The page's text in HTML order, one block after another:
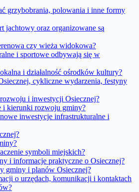
grzybobrania, polowania i inne formy
jachtowy oraz organizowane są
czy wieża widokowa?
i sportowe odbywają się w
i działalność ośrodków kultury?
cykliczne wydarzenia, festyny
i inwestycji Osiecznej?
i kierunki rozwoju gminy?
inwestycje infrastrukturalne i
symboli miejskich?
i informacje praktyczne o Osiecznej?
gminy i planów Osiecznej?
o urzędach, komunikacji i kontaktach